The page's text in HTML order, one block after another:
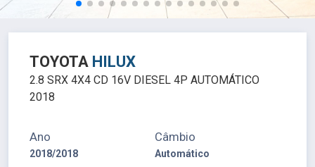
TOYOTA HILUX
2.8 SRX 4X4 CD 16V DIESEL 4P AUTOMÁTICO
2018
Ano
2018/2018
Câmbio
Automático